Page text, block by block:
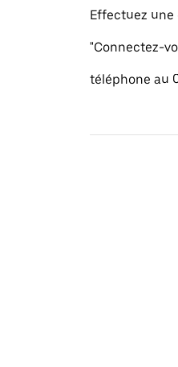
Effectuez
"Connectez-
téléphone au